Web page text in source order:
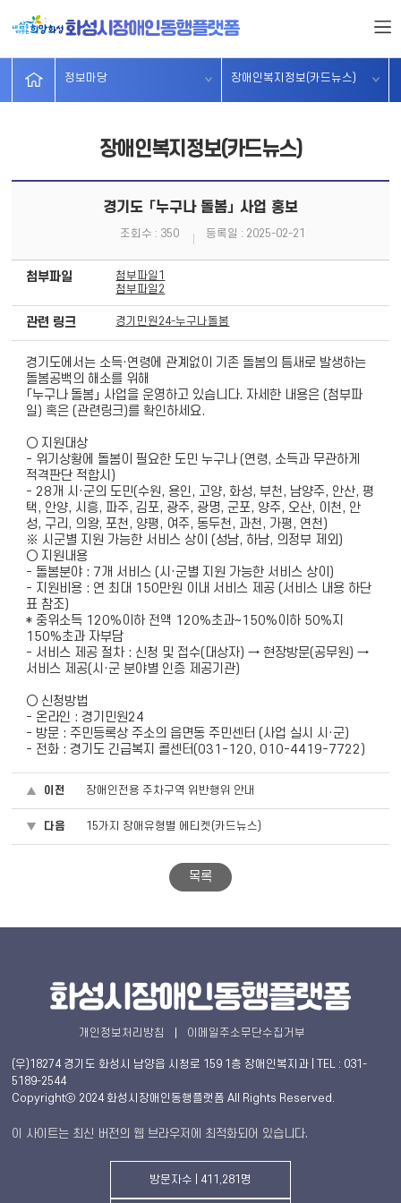
분야별주요
정보마당
소개
정보마당 장애인복지정보(카드뉴스)
장애인복지정보(카드뉴스)
경기도 「누구나 돌봄」 사업 홍보
조회수 : 350 등록일 : 2025-02-21
첨부파일
첨부파일1
첨부파일2
관련 링크 경기민원24-누구나돌봄
경기도에서는 소득·연령에 관계없이 기존 돌봄의 틈새로 발생하는
돌봄공백의 해소를 위해
「누구나 돌봄」 사업을 운영하고 있습니다. 자세한 내용은 (첨부파
일) 혹은 (관련링크)를 확인하세요.
○ 지원대상
- 위기상황에 돌봄이 필요한 도민 누구나 (연령, 소득과 무관하게
적격판단 적합시)
- 28개 시·군의 도민(수원, 용인, 고양, 화성, 부천, 남양주, 안산, 평
택, 안양, 시흥, 파주, 김포, 광주, 광명, 군포, 양주, 오산, 이천, 안
성, 구리, 의왕, 포천, 양평, 여주, 동두천, 과천, 가평, 연천)
※ 시군별 지원 가능한 서비스 상이 (성남, 하남, 의정부 제외)
○ 지원내용
- 돌봄분야 : 7개 서비스 (시·군별 지원 가능한 서비스 상이)
- 지원비용 : 연 최대 150만원 이내 서비스 제공 (서비스 내용 하단
표 참조)
* 중위소득 120%이하 전액 120%초과~150%이하 50%지
150%초과 자부담
- 서비스 제공 절차 : 신청 및 접수(대상자) → 현장방문(공무원) →
서비스 제공(시·군 분야별 인증 제공기관)
○ 신청방법
- 온라인 : 경기민원24
- 방문 : 주민등록상 주소의 읍면동 주민센터 (사업 실시 시·군)
- 전화 : 경기도 긴급복지 콜센터(031-120, 010-4419-7722)
이전 장애인전용 주차구역 위반행위 안내
다음 15가지 장애유형별 에티켓(카드뉴스)
목록
개인정보처리방침 이메일주소무단수집거부
(우)18274 경기도 화성시 남양읍 시청로 159 1층 장애인복지과 | TEL : 031-
5189-2544
Copyrightⓒ 2024 화성시장애인동행플랫폼 All Rights Reserved.
이 사이트는 최신 버전의 웹 브라우저에 최적화되어 있습니다.
방문자수 | 411,281명